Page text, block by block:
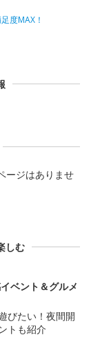
度MAX！
ージはありませ
しむ
ベント＆グルメ
びたい！夜間開
トも紹介